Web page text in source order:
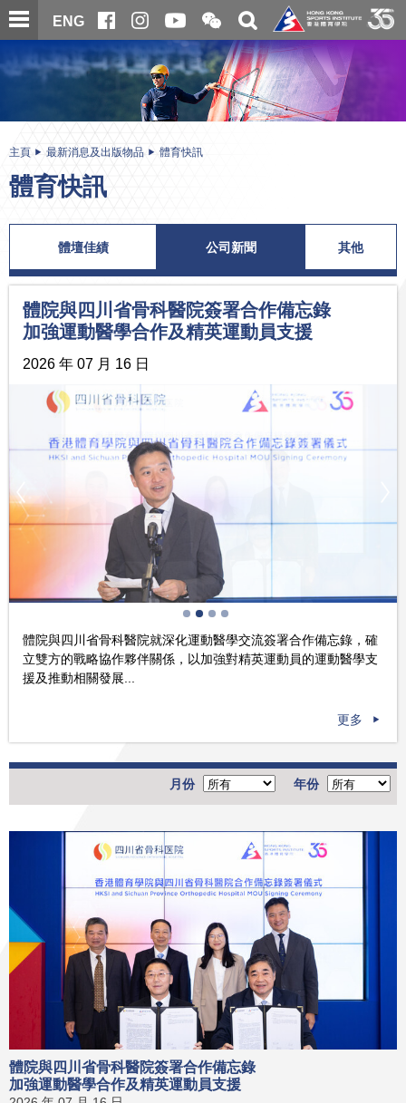
跳
至
內
ENG
開
合
微
信
二
維
碼
關
搜
尋
内
主頁 最新消息及出版物品 體育快訊
體育快訊
體壇佳績 公司新聞 其他
體院與四川省骨科醫院簽署合作備忘錄
加強運動醫學合作及精英運動員支援
2026 年 07 月 16 日
體院與四川省骨科醫院就深化運動醫學交流簽署合作備忘錄，確
立雙方的戰略協作夥伴關係，以加強對精英運動員的運動醫學支
援及推動相關發展...
更多
年份
月份
體院與四川省骨科醫院簽署合作備忘錄
加強運動醫學合作及精英運動員支援